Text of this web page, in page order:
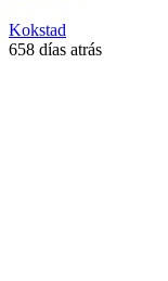
Kokstad
658 días atrás